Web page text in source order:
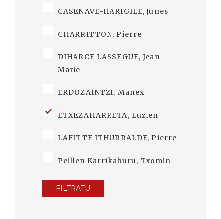
CASENAVE-HARIGILE, Junes
CHARRITTON, Pierre
DIHARCE LASSEGUE, Jean-
Marie
ERDOZAINTZI, Manex
ETXEZAHARRETA, Luzien
LAFITTE ITHURRALDE, Pierre
Peillen Karrikaburu, Txomin
FILTRATU